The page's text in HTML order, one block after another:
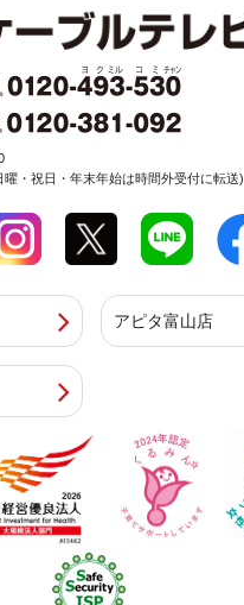
・祝日・年末年始は時間外受付に転送)
アピタ富山店